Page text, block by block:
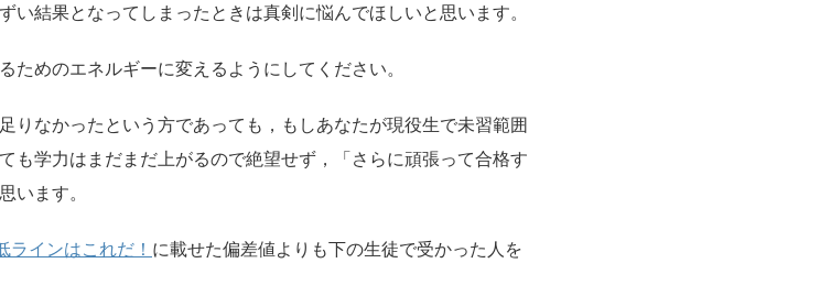
結果となってしまったときは真剣に悩んでほしいと思います。
めのエネルギーに変えるようにしてください。
りなかったという方であっても，もしあなたが現役生で未習範囲
も学力はまだまだ上がるので絶望せず，「さらに頑張って合格す
います。
インはこれだ！ に載せた偏差値よりも下の生徒で受かった人を